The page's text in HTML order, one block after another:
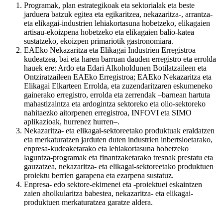
Programak, plan estrategikoak eta sektorialak eta beste
jarduera batzuk egitea eta egikaritzea, nekazaritza-, arrantza-
eta elikagai-industrien lehiakortasuna hobetzeko, elikagaien
artisau-ekoizpena hobetzeko eta elikagaien balio-katea
sustatzeko, ekoizpen primariotik gastronomiara.
EAEko Nekazaritza eta Elikagai Industrien Erregistroa
kudeatzea, bai eta haren barruan dauden erregistro eta errolda
hauek ere: Ardo eta Edari Alkoholdunen Botilatzaileen eta
Ontziratzaileen EAEko Erregistroa; EAEko Nekazaritza eta
Elikagai Elkarteen Errolda, eta zuzendaritzaren eskumeneko
gainerako erregistro, errolda eta zerrendak –barnean hartuta
mahastizaintza eta ardogintza sektoreko eta olio-sektoreko
nahitaezko aitorpenen erregistroa, INFOVI eta SIMO
aplikazioak, hurrenez hurren–.
Nekazaritza- eta elikagai-sektoreetako produktuak eraldatzen
eta merkaturatzen jarduten duten industrien inbertsioetarako,
enpresa-kudeaketarako eta lehiakortasuna hobetzeko
laguntza-programak eta finantzaketarako tresnak prestatu eta
gauzatzea, nekazaritza- eta elikagai-sektoreetako produktuen
proiektu berrien garapena eta ezarpena sustatuz.
Enpresa- edo sektore-ekimenei eta -proiektuei eskaintzen
zaien aholkularitza babestea, nekazaritza- eta elikagai-
produktuen merkaturatzea garatze aldera.